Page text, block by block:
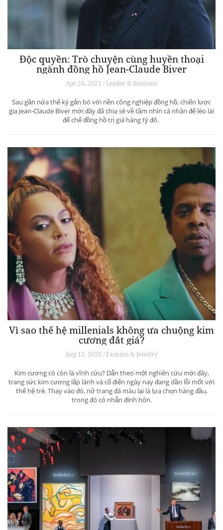
Độc quyền: Trò chuyện cùng huyền thoại
ngành đồng hồ Jean-Claude Biver
Apr 24, 2021 / Leader & Business
Sau gần nửa thế kỷ gắn bó với nền công nghiệp đồng hồ, chiến lược
gia Jean-Claude Biver mới đây đã chia sẻ về tầm nhìn cá nhân để lèo lái
đế chế đồng hồ trị giá hàng tỷ đô.
Vì sao thế hệ millenials không ưa chuộng kim
cương đắt giá?
Aug 12, 2020 / Fashion & Jewelry
Kim cương có còn là vĩnh cửu? Dẫn theo một nghiên cứu mới đây,
trang sức kim cương lấp lánh và cổ điển ngày nay đang dần lỗi mốt với
thế hệ trẻ. Thay vào đó, nữ trang đá màu lại là lựa chọn hàng đầu,
trong đó có nhẫn đính hôn.